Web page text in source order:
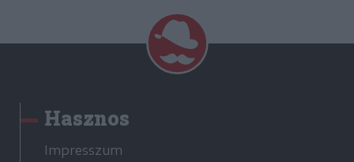
Hasznos
Impresszum